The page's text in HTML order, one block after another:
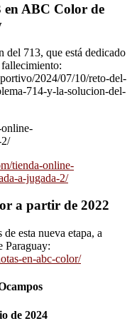
en ABC Color de
del 713, que está dedicado
2024/07/10/reto-del-
714-y-la-solucion-del-
tienda-online-
a-jugada-2/
a partir de 2022
esta nueva etapa, a
Paraguay:
en-abc-color/
de 2024